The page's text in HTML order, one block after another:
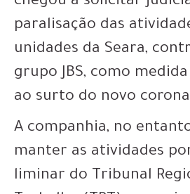
paralisação das
unidades da Seara,
grupo JBS, como
ao surto do novo
A companhia, no
manter as atividades
liminar do Tribunal